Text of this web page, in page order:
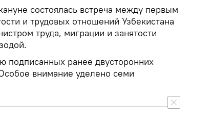
состоялась встреча между первым
и трудовых отношений Узбекистана
труда, миграции и занятости
подписанных ранее двусторонних
внимание уделено семи